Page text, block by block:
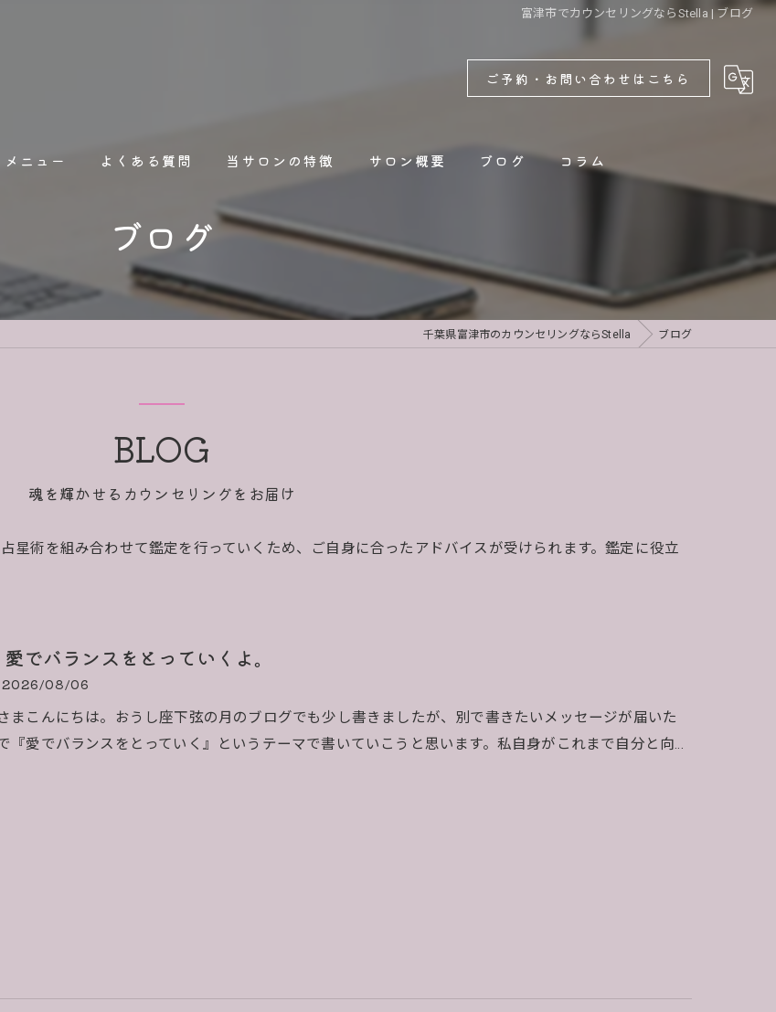
富津市でカウンセリングならStella | ブログ
ご予約・お問い合わせはこちら
メニュー よくある質問 当サロンの特徴
占い
人間関係
サロン概要 ブログ コラム
ブログ
千葉県富津市のカウンセリングならStella ブログ
BLOG
魂を輝かせるカウンセリングをお届け
星術を組み合わせて鑑定を行っていくため、ご自身に合ったアドバイスが受けられます。鑑定に役立
愛でバランスをとっていくよ。
2026/08/06
まこんにちは。おうし座下弦の月のブログでも少し書きましたが、別で書きたいメッセージが届いた
『愛でバランスをとっていく』というテーマで書いていこうと思います。私自身がこれまで自分と向…